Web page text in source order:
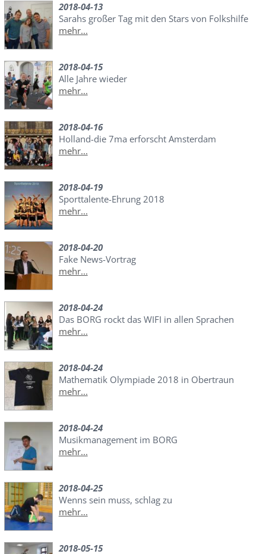
2018-04-13
Sarahs großer Tag mit den Stars von Folkshilfe
mehr...
2018-04-15
Alle Jahre wieder
mehr...
2018-04-16
Holland-die 7ma erforscht Amsterdam
mehr...
2018-04-19
Sporttalente-Ehrung 2018
mehr...
2018-04-20
Fake News-Vortrag
mehr...
2018-04-24
Das BORG rockt das WIFI in allen Sprachen
mehr...
2018-04-24
Mathematik Olympiade 2018 in Obertraun
mehr...
2018-04-24
Musikmanagement im BORG
mehr...
2018-04-25
Wenns sein muss, schlag zu
mehr...
2018-05-15